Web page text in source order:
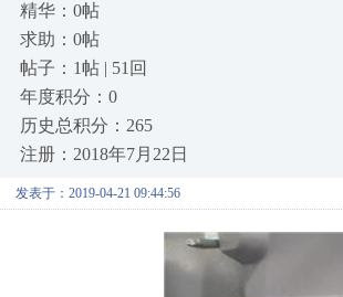
精华：0帖
求助：0帖
帖子：1帖 | 51回
年度积分：0
历史总积分：265
注册：2018年7月22日
发表于：2019-04-21 09:44:56